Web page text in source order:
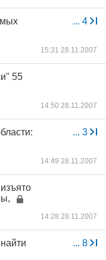
... 4
15:31 28.11.2007
55
14:50 28.11.2007
... 3
14:49 28.11.2007
14:28 28.11.2007
... 8